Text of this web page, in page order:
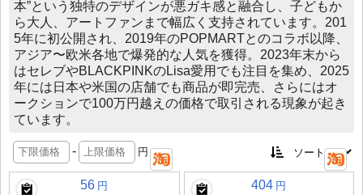
本”という独特のデザインが悪ガキ感と融合し、子どもか
ら大人、アートファンまで幅広く支持されています。201
5年に初公開され、2019年のPOPMARTとのコラボ以降、
アジア〜欧米各地で爆発的な人気を獲得。2023年末から
はセレブやBLACKPINKのLisa愛用でも注目を集め、2025
年には日本や米国の店舗でも商品が即完売、さらにはオ
ークションで100万円越えの価格で取引される現象が起き
ています。
- 円
56 円 404 円